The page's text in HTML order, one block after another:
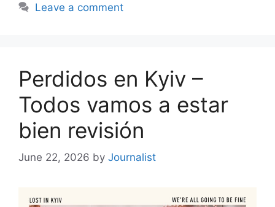
Leave a comment
Perdidos en Kyiv –
Todos vamos a estar
bien revisión
June 22, 2026 by Journalist